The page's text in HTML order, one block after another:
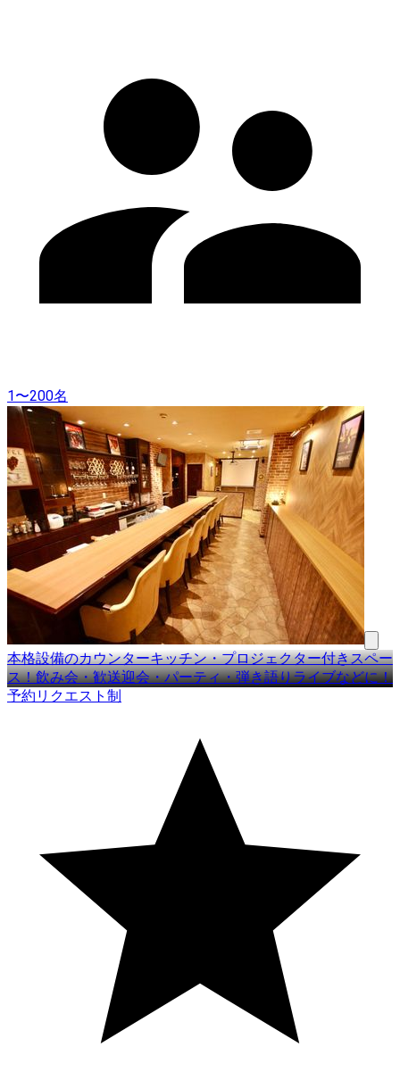
1〜200名
本格設備のカウンターキッチン・プロジェクター付きスペー
ス！飲み会・歓送迎会・パーティ・弾き語りライブなどに！
予約リクエスト制